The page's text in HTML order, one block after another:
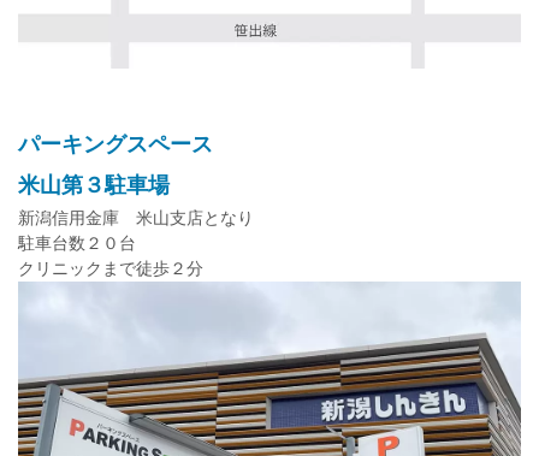
パーキングスペース
米山第３駐車場
新潟信用金庫 米山支店となり
駐車台数２０台
クリニックまで徒歩２分